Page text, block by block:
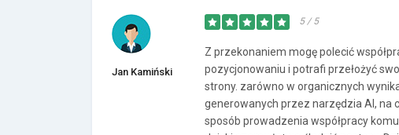
Jan Kamiński
5 / 5
Z przekonaniem mogę polecić
pozycjonowaniu i potrafi przełożyć
strony. zarówno w organicznych
generowanych przez narzędzia AI, na
sposób prowadzenia współpracy